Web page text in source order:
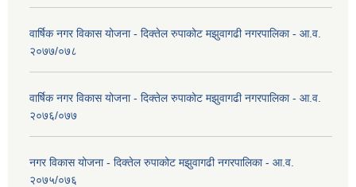
वार्षिक नगर विकास योजना - दिक्तेल रुपाकोट मझुवागढी नगरपालिका - आ.व.
२०७७/०७८
वार्षिक नगर विकास योजना - दिक्तेल रुपाकोट मझुवागढी नगरपालिका - आ.व.
२०७६/०७७
नगर विकास योजना - दिक्तेल रुपाकोट मझुवागढी नगरपालिका - आ.व.
२०७५/०७६